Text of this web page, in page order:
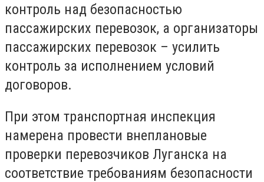
контроль над безопасностью
пассажирских перевозок, а организаторы
пассажирских перевозок – усилить
контроль за исполнением условий
договоров.
При этом транспортная инспекция
намерена провести внеплановые
проверки перевозчиков Луганска на
соответствие требованиям безопасности